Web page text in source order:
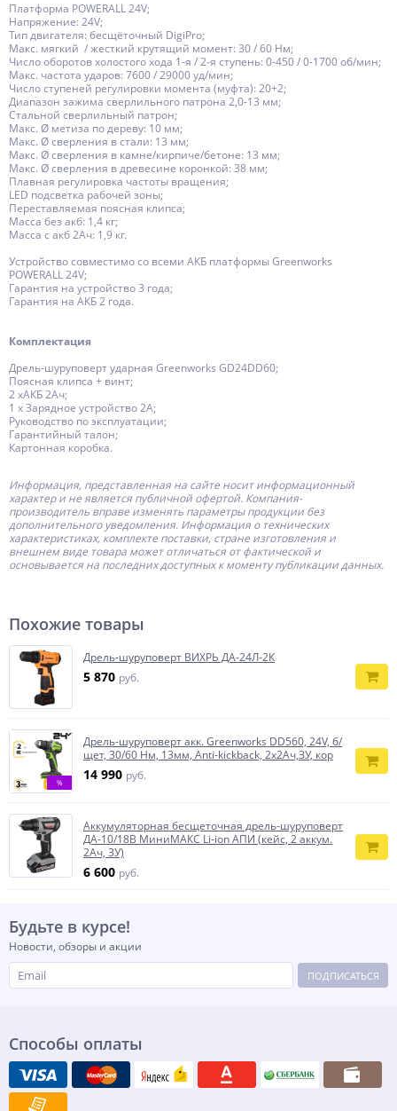
Платформа POWERALL 24V;
Напряжение: 24V;
Тип двигателя: бесщёточный DigiPro;
Макс. мягкий / жесткий крутящий момент: 30 / 60 Нм;
Число оборотов холостого хода 1-я / 2-я ступень: 0-450 / 0-1700 об/мин;
Макс. частота ударов: 7600 / 29000 уд/мин;
Число ступеней регулировки момента (муфта): 20+2;
Диапазон зажима сверлильного патрона 2,0-13 мм;
Стальной сверлильный патрон;
Макс. Ø метиза по дереву: 10 мм;
Макс. Ø сверления в стали: 13 мм;
Макс. Ø сверления в камне/кирпиче/бетоне: 13 мм;
Макс. Ø сверления в древесине коронкой: 38 мм;
Плавная регулировка частоты вращения;
LED подсветка рабочей зоны;
Переставляемая поясная клипса;
Масса без акб: 1,4 кг;
Масса с акб 2Ач: 1,9 кг.
Устройство совместимо со всеми АКБ платформы Greenworks
POWERALL 24V;
Гарантия на устройство 3 года;
Гарантия на АКБ 2 года.
Комплектация
Дрель-шуруповерт ударная Greenworks GD24DD60;
Поясная клипса + винт;
2 хАКБ 2Ач;
1 х Зарядное устройство 2А;
Руководство по эксплуатации;
Гарантийный талон;
Картонная коробка.
Информация, представленная на сайте носит информационный
характер и не является публичной офертой. Компания-
производитель вправе изменять параметры продукции без
дополнительного уведомления. Информация о технических
характеристиках, комплекте поставки, стране изготовления и
внешнем виде товара может отличаться от фактической и
основывается на последних доступных к моменту публикации данных.
Похожие товары
Дрель-шуруповерт ВИХРЬ ДА-24Л-2К
5 870 руб.
%
Дрель-шуруповерт акк. Greenworks DD560, 24V, б/
щет, 30/60 Нм, 13мм, Anti-kickback, 2х2Ач,ЗУ, кор
14 990 руб.
Аккумуляторная бесщеточная дрель-шуруповерт
ДА-10/18В МиниМАКС Li-ion АПИ (кейс, 2 аккум.
2Ач, ЗУ)
6 600 руб.
Будьте в курсе!
Новости, обзоры и акции
ПОДПИСАТЬСЯ
Способы оплаты